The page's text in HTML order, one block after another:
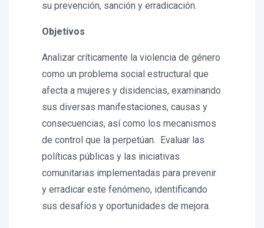
su prevención, sanción y erradicación.
Objetivos
Analizar críticamente la violencia de género
como un problema social estructural que
afecta a mujeres y disidencias, examinando
sus diversas manifestaciones, causas y
consecuencias, así como los mecanismos
de control que la perpetúan. Evaluar las
políticas públicas y las iniciativas
comunitarias implementadas para prevenir
y erradicar este fenómeno, identificando
sus desafíos y oportunidades de mejora.